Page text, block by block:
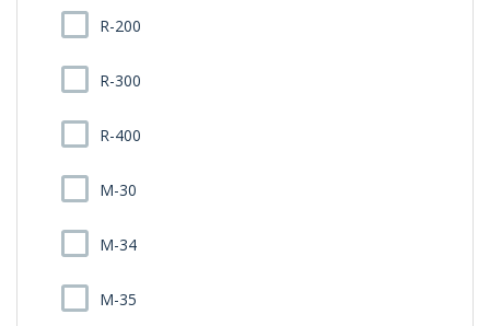
R-200
R-300
R-400
M-30
M-34
M-35